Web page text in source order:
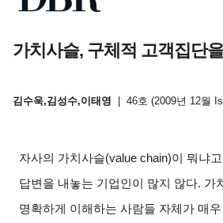
가치사슬, 구체적 고객집단
김수욱,김성수,이태영 46호 (2009년 12월
자사의 가치사슬(value chain)이 뭐냐
답변을 내놓는 기업인이 많지 않다. 가
명확하게 이해하는 사람들 자체가 매우